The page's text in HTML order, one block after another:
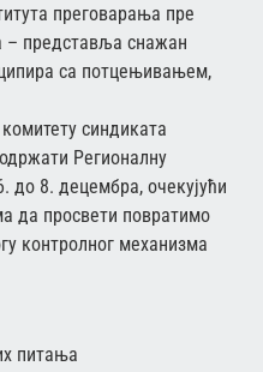
преговарања пре
– представља снажан
са потцењивањем,
синдиката
Регионалну
до 8. децембра, очекујући
да просвети повратимо
контролног механизма
питања